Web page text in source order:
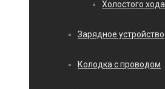
Холостого хода
Зарядное устройство
Колодка с проводом